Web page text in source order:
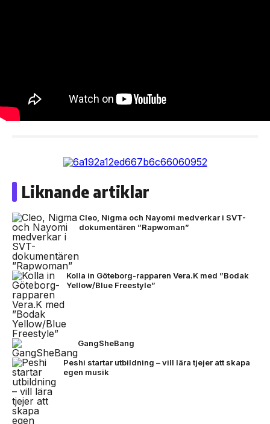
Liknande artiklar
Cleo, Nigma och Nayomi medverkar i SVT-
dokumentären ”Rapwoman”
Kolla in Göteborg-rapparen Vera.K med ”Bodak
Yellow/Blue Freestyle”
GangSheBang
Peshi startar utbildning – vill lära tjejer att skapa
egen musik